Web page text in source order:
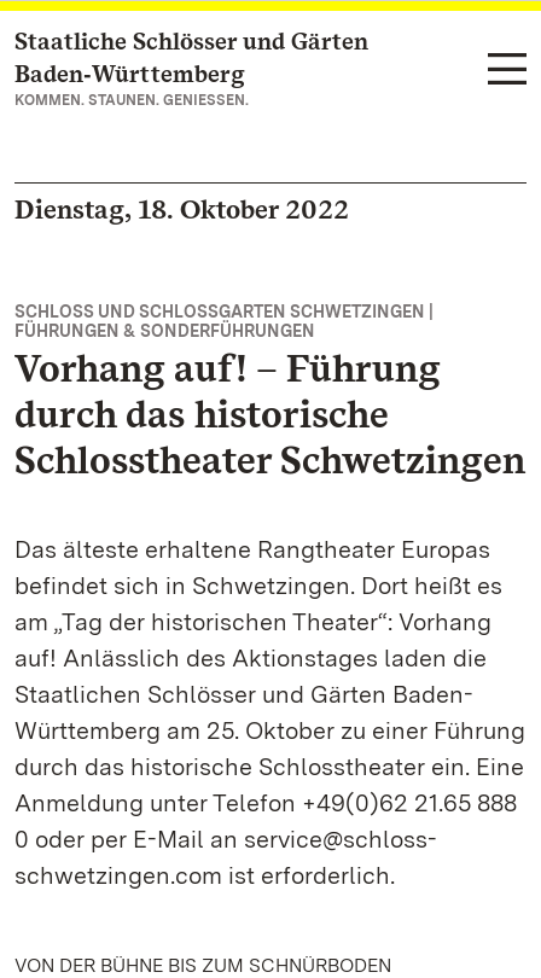
Zum Hauptinhalt springen
Staatliche Schlösser und Gärten
Baden‑Württemberg
KOMMEN. STAUNEN. GENIESSEN.
Dienstag, 18. Oktober 2022
SCHLOSS UND SCHLOSSGARTEN SCHWETZINGEN |
FÜHRUNGEN & SONDERFÜHRUNGEN
Vorhang auf! – Führung
durch das historische
Schlosstheater Schwetzingen
Das älteste erhaltene Rangtheater Europas
befindet sich in Schwetzingen. Dort heißt es
am „Tag der historischen Theater“: Vorhang
auf! Anlässlich des Aktionstages laden die
Staatlichen Schlösser und Gärten Baden-
Württemberg am 25. Oktober zu einer Führung
durch das historische Schlosstheater ein. Eine
Anmeldung unter Telefon +49(0)62 21.65 888
0 oder per E-Mail an service@schloss-
schwetzingen.com ist erforderlich.
VON DER BÜHNE BIS ZUM SCHNÜRBODEN